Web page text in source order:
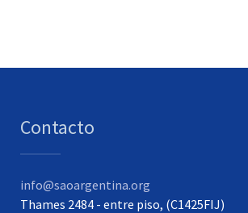
Contacto
info@saoargentina.org
Thames 2484 - entre piso, (C1425FIJ)